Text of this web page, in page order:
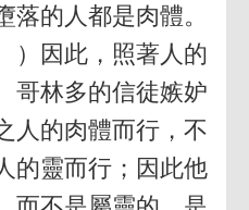
落的人都是肉體。
）因此，照著人的
哥林多的信徒嫉妒
人的肉體而行，不
的靈而行；因此他